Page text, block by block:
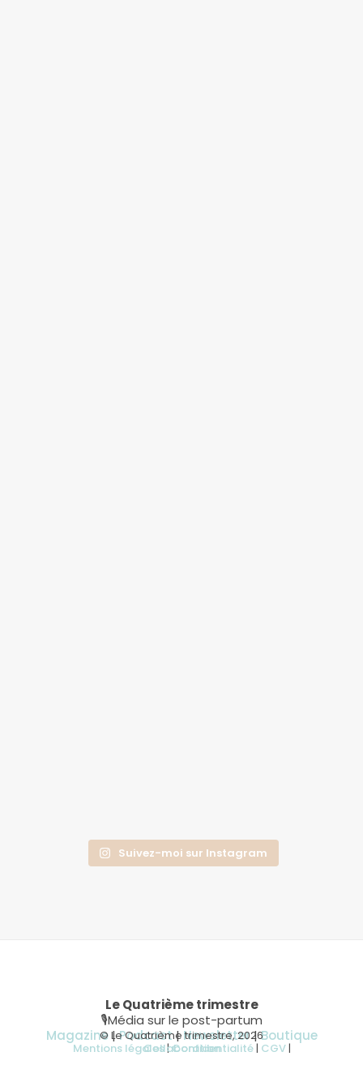
Suivez-moi sur Instagram
Le Quatrième trimestre
🎙Média sur le post-partum
Magazine|Podcast|Newsletter|Boutique
© Le Quatrième trimestre, 2026
Mentions légales|Confidentialité| CGV|
Collaboration